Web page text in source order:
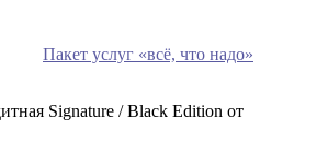
Пакет услуг «всё, что надо»
Signature / Black Edition от